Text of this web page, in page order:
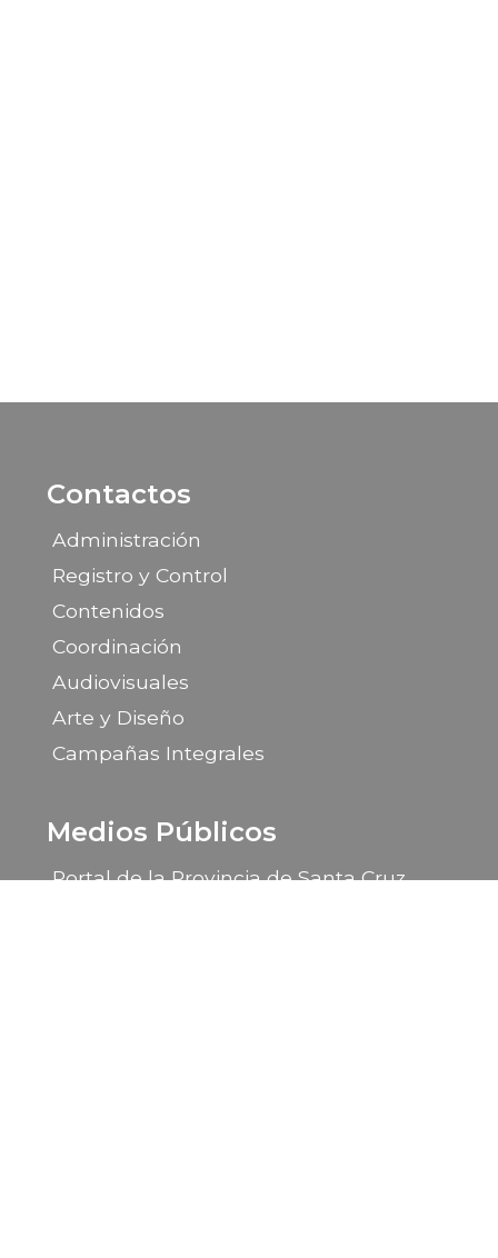
Contactos
Administración
Registro y Control
Contenidos
Coordinación
Audiovisuales
Arte y Diseño
Campañas Integrales
Medios Públicos
Portal de la Provincia de Santa Cruz